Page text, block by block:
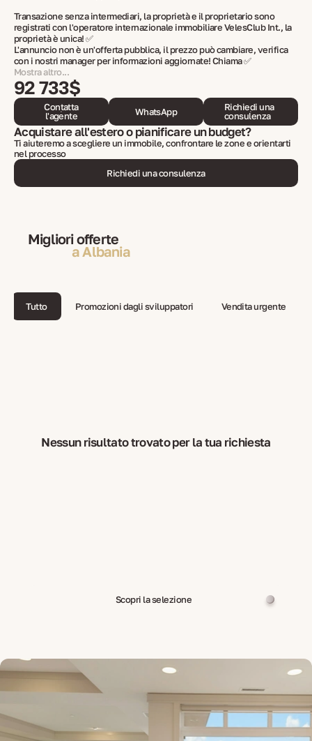
Transazione senza intermediari, la proprietà e il proprietario sono
registrati con l'operatore internazionale immobiliare VelesClub Int., la
proprietà è unica! ✅
L'annuncio non è un'offerta pubblica, il prezzo può cambiare, verifica
con i nostri manager per informazioni aggiornate! Chiama ✅
Mostra altro...
92 733$
Contatta
l'agente
WhatsApp
Richiedi una
consulenza
Acquistare all'estero o pianificare un budget?
Ti aiuteremo a scegliere un immobile, confrontare le zone e orientarti
nel processo
Richiedi una consulenza
Migliori offerte
a Albania
Tutto Promozioni dagli sviluppatori Vendita urgente
Nessun risultato trovato per la tua richiesta
Scopri la selezione